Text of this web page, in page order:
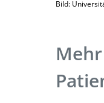
Bild: